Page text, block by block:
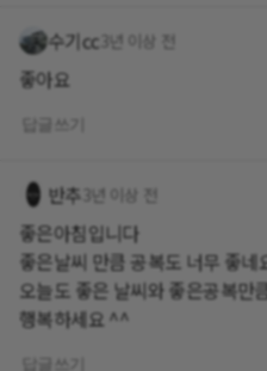
수기cc 3년 이상 전
좋아요
반추 3년 이상 전
좋은아침입니다
좋은날씨 만큼 공복도 너무 좋네
오늘도 좋은 날씨와 좋은공복만
행복하세요 ^^